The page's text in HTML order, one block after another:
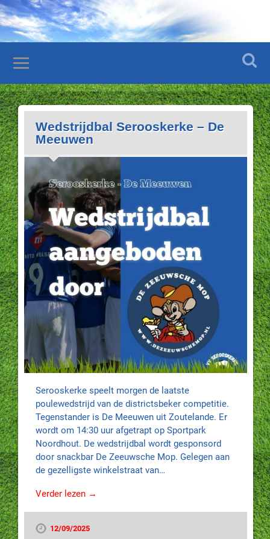
Wedstrijdbal Serooskerke – De
Meeuwen
Serooskerke speelt morgen de laatste
poulewedstrijd van de districtsbeker competitie.
Tegenstander is De Meeuwen uit Zoutelande. Er
wordt om 14:30 uur afgetrapt op Sportpark
Noordhout. De wedstrijdbal wordt gesponsord
door snackbar De Zeeuwsche Mop. Gelegen aan
de gezelligste winkelstraat van…
Verder lezen →
12/09/2025